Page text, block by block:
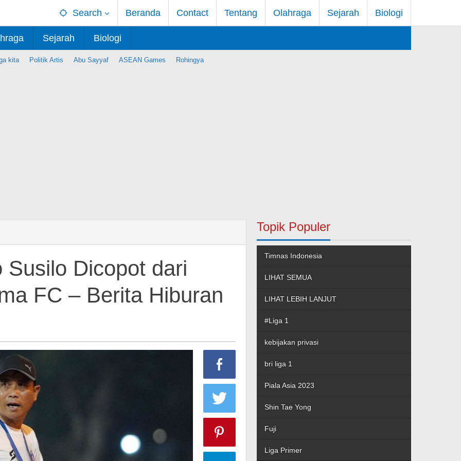
Search Beranda Contact Tentang Olahraga Sejarah Biologi
Sejarah Biologi
kita Politik Artis Abu Sayyaf ASEAN Games Rohingya
Dicopot dari
FC – Berita Hiburan
Topik Populer
Timnas Indonesia
LIHAT SEMUA
LIHAT LEBIH LANJUT
#Liga 1
kebijakan privasi
bri liga 1
Piala Asia 2023
Shin Tae Yong
Fuji
Liga Primer